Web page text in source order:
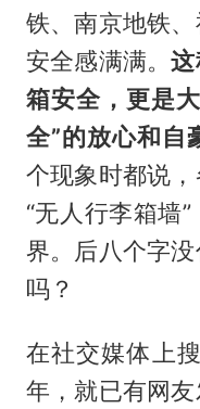
铁、南京地铁
安全感满满。
箱安全，更是
全”的放心和自
个现象时都说
“无人行李箱墙
界。后八个字
吗？
在社交媒体上
年，就已有网